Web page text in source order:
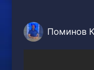
Поминов